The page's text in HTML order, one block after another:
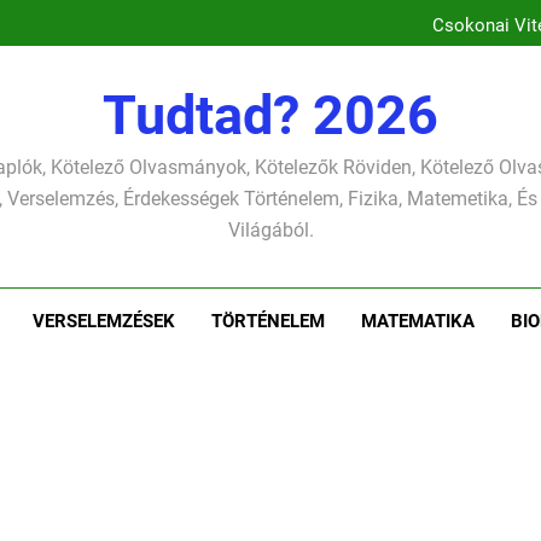
Csokonai
József
Csokonai
Tudtad? 2026
Kötelező Olvasmányok, Kötelezők Röviden, Kötelező
Verselemzés, Érdekességek Történelem, Fizika, Matemetika,
Világából.
VERSELEMZÉSEK TÖRTÉNELEM MATEMATIKA